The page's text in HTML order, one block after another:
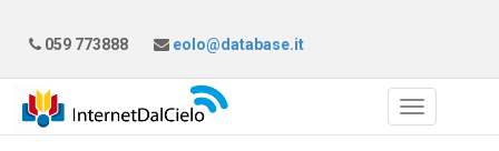
059 773888 eolo@database.it